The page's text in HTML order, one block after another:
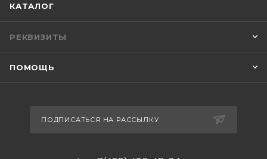
КАТАЛОГ
РЕКВИЗИТЫ
ПОМОЩЬ
ПОДПИСАТЬСЯ НА РАССЫЛКУ